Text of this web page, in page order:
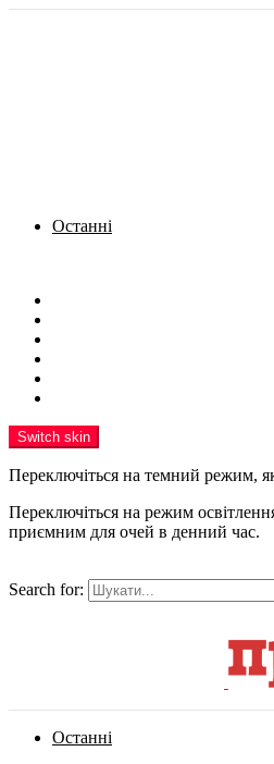
Останні
Switch skin
Переключіться на темний режим,
Переключіться на режим
приємним для очей в денний час.
Search for:
Останні